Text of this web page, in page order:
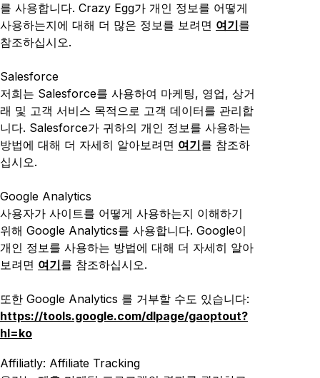
를 사용합니다. Crazy Egg가 개인 정보를 어떻게
사용하는지에 대해 더 많은 정보를 보려면 여기를
참조하십시오.
Salesforce
저희는 Salesforce를 사용하여 마케팅, 영업, 상거
래 및 고객 서비스 목적으로 고객 데이터를 관리합
니다. Salesforce가 귀하의 개인 정보를 사용하는
방법에 대해 더 자세히 알아보려면 여기를 참조하
십시오.
Google Analytics
사용자가 사이트를 어떻게 사용하는지 이해하기
위해 Google Analytics를 사용합니다. Google이
개인 정보를 사용하는 방법에 대해 더 자세히 알아
보려면 여기를 참조하십시오.
또한 Google Analytics 를 거부할 수도 있습니다:
https://tools.google.com/dlpage/gaoptout?
hl=ko
Affiliatly: Affiliate Tracking